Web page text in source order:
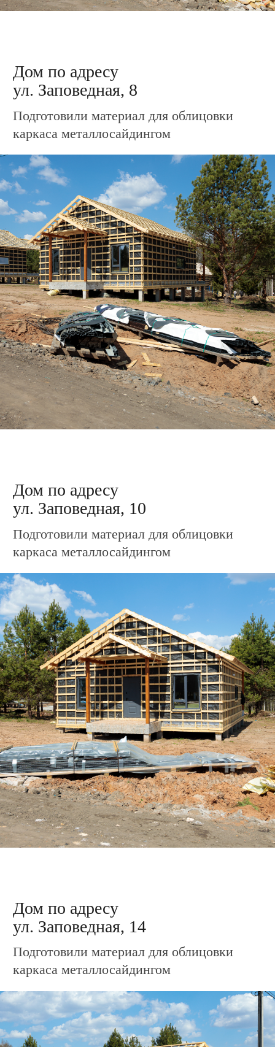
Подготовили материал для облицовки
каркаса металлосайдингом
Дом по адресу
ул. Заповедная, 19
Подготовили материал для облицовки
каркаса металлосайдингом
Дом по адресу
ул. Заповедная, 20
Выполняем облицовку каркаса
металлосайдингом
Дом по адресу
ул. Заповедная, 17
Приступили к кровельным работам
ул. Заповедная, 22